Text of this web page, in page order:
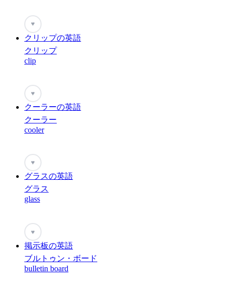
♥
クリップの英語
クリップ
clip
♥
クーラーの英語
クーラー
cooler
♥
グラスの英語
グラス
glass
♥
掲示板の英語
ブルトゥン・ボード
bulletin board